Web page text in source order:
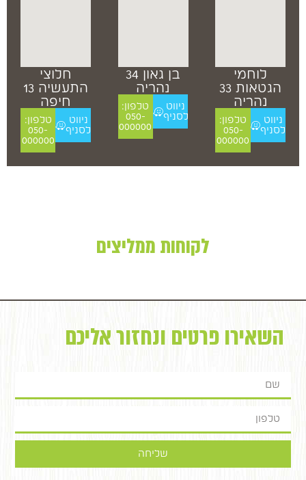
לוחמי
הגטאות 33
נהריה
ניווט
לסניף
טלפון:
050-
000000
בן גאון 34
נהריה
ניווט
לסניף
טלפון:
050-
000000
חלוצי
התעשיה 13
חיפה
ניווט
לסניף
טלפון:
050-
000000
לקוחות ממליצים
השאירו פרטים ונחזור אליכם
שליחה